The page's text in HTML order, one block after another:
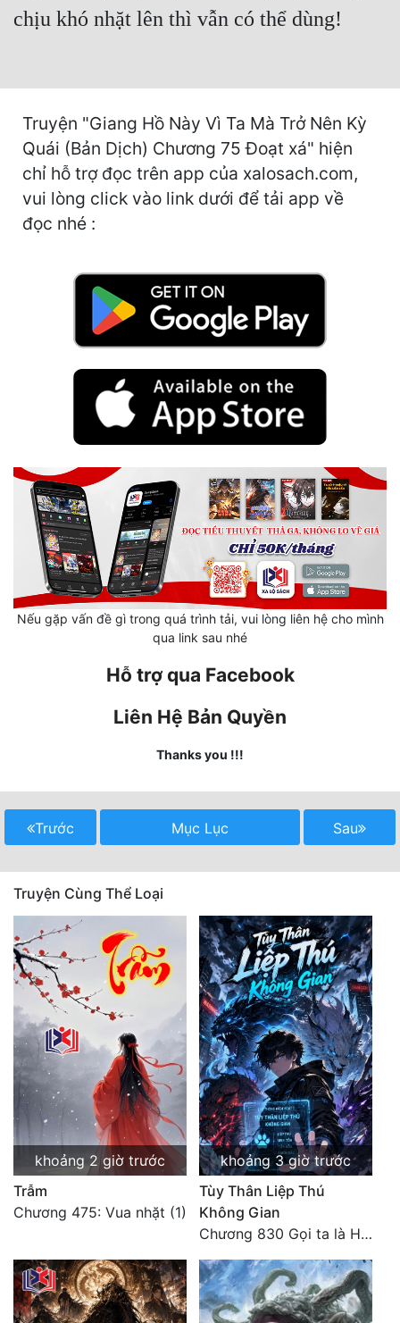
Cung Đấu
Du Hí
Dã Sử
Góc Nhìn Nam
Huyền Ảo
Hài Hước
Hệ Thống
Học Đường
Khoa Huyễn Không Gian
Kỳ Ảo
Linh Dị
Làm Giàu
Lịch Sử
Mưu Mô
Mạt Thế
Mỹ Thực
Ngôn Tình
Ngược
Nữ Cường
Nữ Phụ
Phong Thủy - Tâm Linh
Phản Phái
Quan Trường
chịu khó nhặt lên thì vẫn có thể dùng!
Truyện "Giang Hồ Này Vì Ta Mà Trở Nên Kỳ
Quái (Bản Dịch) Chương 75 Đoạt xá" hiện
chỉ hỗ trợ đọc trên app của xalosach.com,
vui lòng click vào link dưới để tải app về
đọc nhé :
Nếu gặp vấn đề gì trong quá trình tải, vui lòng liên hệ cho mình
qua link sau nhé
Hỗ trợ qua Facebook
Liên Hệ Bản Quyền
Thanks you !!!
Trước Mục Lục Sau
Truyện Cùng Thể Loại
khoảng 2 giờ trước
Trẫm
Chương 475: Vua nhặt (1)
khoảng 3 giờ trước
Tùy Thân Liệp Thú
Không Gian
Chương 830 Gọi ta là Hòa Sa